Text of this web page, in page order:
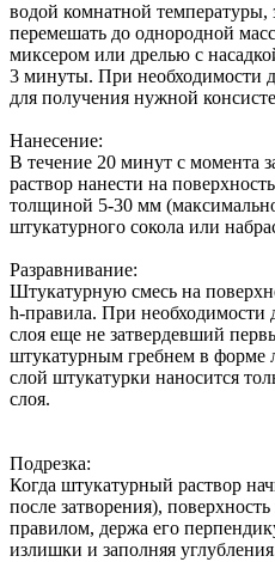
водой комнатной температуры,
перемешать до однородной
миксером или дрелью с
3 минуты. При необходимости
для получения нужной
Нанесение:
В течение 20 минут с момента
раствор нанести на
толщиной 5-30 мм
штукатурного сокола или
Разравнивание:
Штукатурную смесь на
h-правила. При необходимости
слоя еще не затвердевший
штукатурным гребнем в форме
слой штукатурки наносится
слоя.
Подрезка:
Когда штукатурный раствор
после затворения),
правилом, держа его
излишки и заполняя